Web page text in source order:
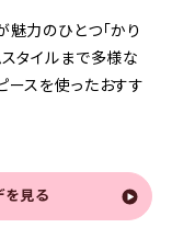
力のひとつ「かり
スタイルまで多様な
ースを使ったおすす
を見る